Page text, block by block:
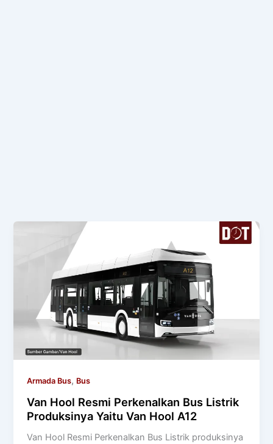
Armada Bus, Bus
Van Hool Resmi Perkenalkan Bus Listrik
Produksinya Yaitu Van Hool A12
Van Hool Resmi Perkenalkan Bus Listrik produksinya